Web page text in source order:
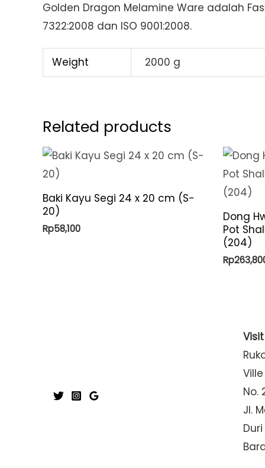
Golden Dragon Melamine Ware adalah
7322:2008 dan ISO 9001:2008.
Weight 2000 g
Related products
Baki Kayu Segi 24 x 20 cm (S-
20)
Rp58,100
Dong
Pot
(204)
Rp
Ville
No.
Jl.